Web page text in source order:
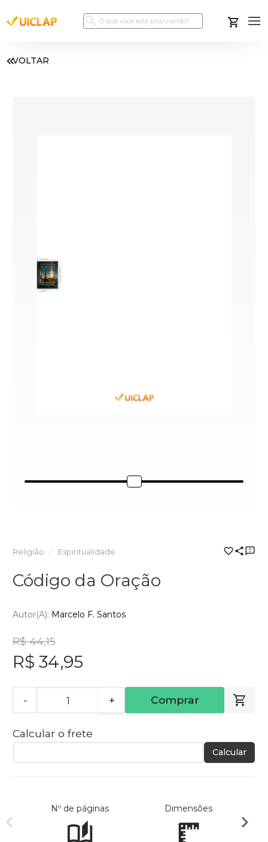
VOLTAR
Religião Espiritualidade
Código da Oração
Autor(a): Marcelo F. Santos
R$ 44,15
R$ 34,95
- + Comprar
Calcular o frete
Calcular
Nº de páginas Dimensões